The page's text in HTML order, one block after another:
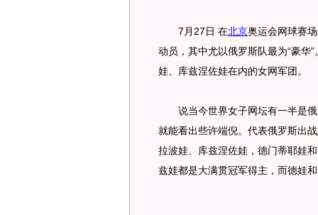
7月27日 在北京奥运会网球赛
动员，其中尤以俄罗斯队最为“豪华
娃、库兹涅佐娃在内的女网军团。
说当今世界女子网坛有一半是俄
就能看出些许端倪。代表俄罗斯出战
拉波娃、库兹涅佐娃，德门蒂耶娃
兹娃都是大满贯冠军得主，而德娃